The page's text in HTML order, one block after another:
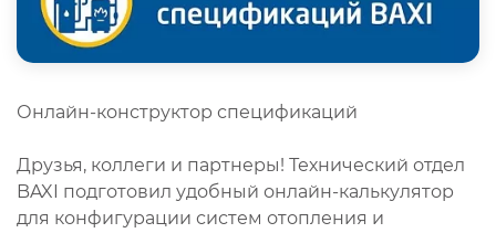
Онлайн-конструктор спецификаций
Друзья, коллеги и партнеры! Технический отдел
BAXI подготовил удобный онлайн-калькулятор
для конфигурации систем отопления и